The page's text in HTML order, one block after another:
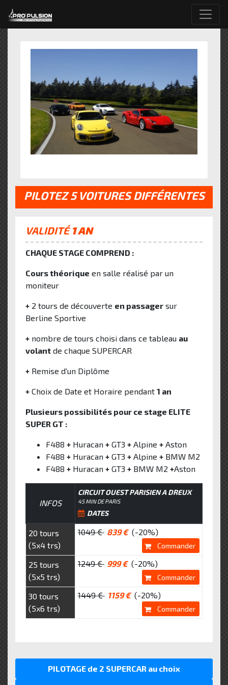
PILOTEZ 5 VOITURES DIFFÉRENTES
VALIDITÉ 1 AN
CHAQUE STAGE COMPREND :
Cours théorique en salle réalisé par un
moniteur
+ 2 tours de découverte en passager sur
Berline Sportive
+ nombre de tours choisi dans ce tableau au
volant de chaque SUPERCAR
+ Remise d'un Diplôme
+ Choix de Date et Horaire pendant 1 an
Plusieurs possibilités pour ce stage ELITE
SUPER GT :
F488 + Huracan + GT3 + Alpine + Aston
F488 + Huracan + GT3 + Alpine + BMW M2
F488 + Huracan + GT3 + BMW M2 +Aston
INFOS
CIRCUIT OUEST PARISIEN A DREUX
45 MIN DE PARIS
DATES
20 tours
(5x4 trs)
1049 € 839 € (-20%)
Commander
25 tours
(5x5 trs)
1249 € 999 € (-20%)
Commander
30 tours
(5x6 trs)
1449 € 1159 € (-20%)
Commander
PILOTAGE de 2 SUPERCAR au choix